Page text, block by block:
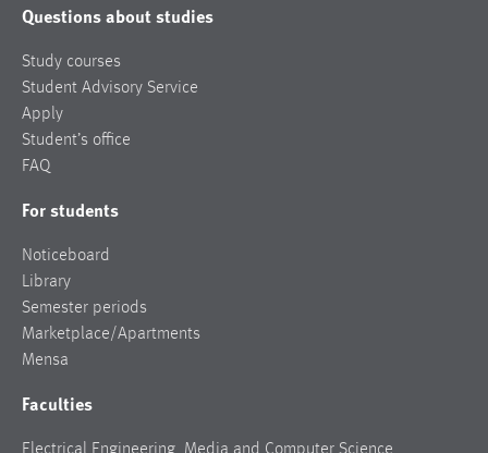
Questions about studies
Study courses
Student Advisory Service
Apply
Student’s office
FAQ
For students
Noticeboard
Library
Semester periods
Marketplace/Apartments
Mensa
Faculties